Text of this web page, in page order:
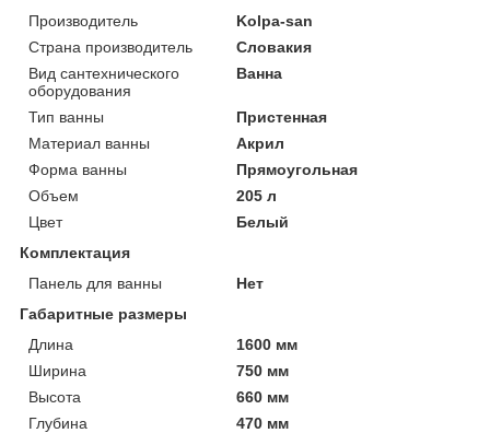
Производитель
Kolpa-san
Страна производитель
Словакия
Вид сантехнического
оборудования
Ванна
Тип ванны
Пристенная
Материал ванны
Акрил
Форма ванны
Прямоугольная
Объем
205 л
Цвет
Белый
Комплектация
Панель для ванны
Нет
Габаритные размеры
Длина
1600 мм
Ширина
750 мм
Высота
660 мм
Глубина
470 мм